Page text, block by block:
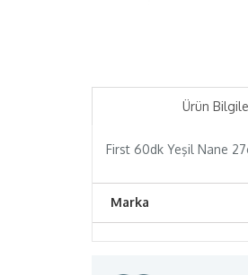
Ürün
First 60dk Yeşil Nane
Marka